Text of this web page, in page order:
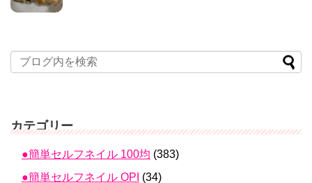
カテゴリー
●簡単セルフネイル 100均 (383)
●簡単セルフネイル OPI (34)